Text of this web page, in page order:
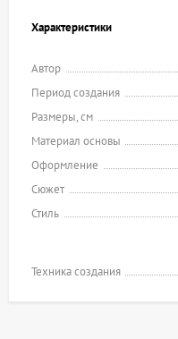
Характеристики
Автор
Период создания
Размеры, см
Материал основы
Оформление
Сюжет
Стиль
Техника создания